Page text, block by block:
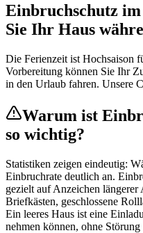
Einbruchschutz
Sie Ihr Haus
Die Ferienzeit ist Hochsaison
Vorbereitung können Sie Ihr
in den Urlaub fahren. Unsere
Warum ist
so wichtig?
Statistiken zeigen eindeutig:
Einbruchrate deutlich an.
gezielt auf Anzeichen
Briefkästen, geschlossene
Ein leeres Haus ist eine
nehmen können, ohne